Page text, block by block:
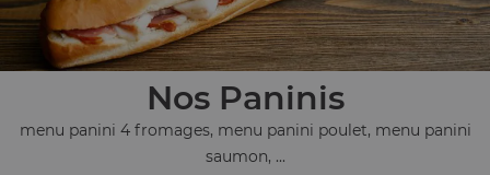
Nos Paninis
menu panini 4 fromages, menu panini poulet, menu panini
saumon, ...